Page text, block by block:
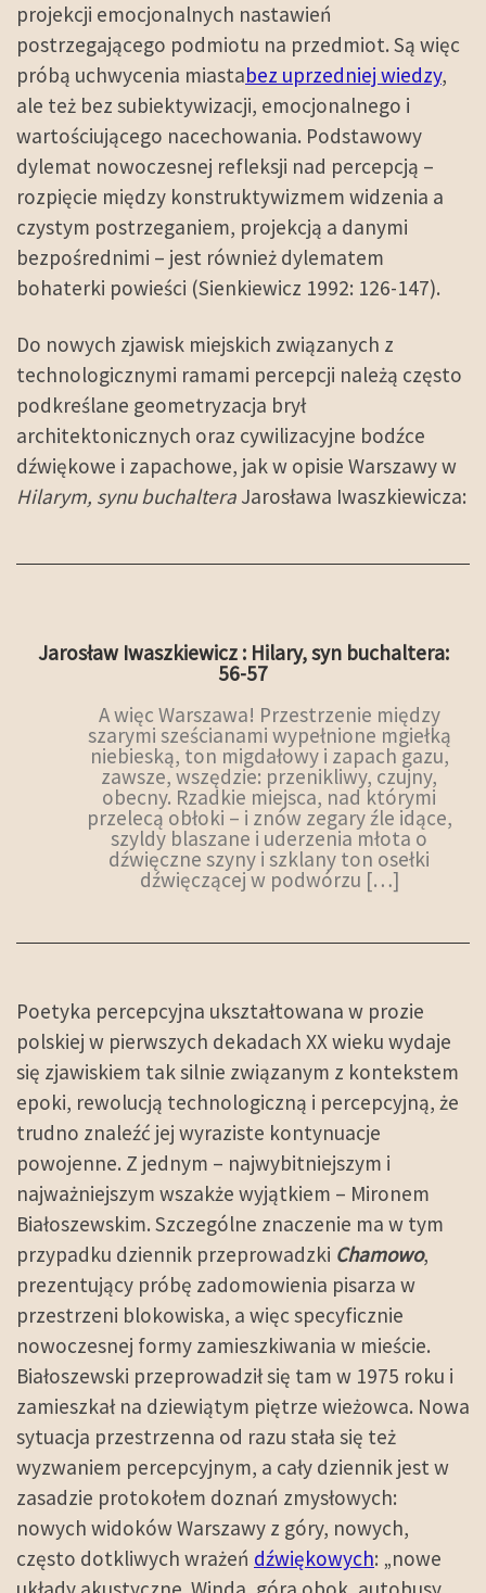
projekcji emocjonalnych nastawień
postrzegającego podmiotu na przedmiot. Są więc
próbą uchwycenia miastabez uprzedniej wiedzy,
ale też bez subiektywizacji, emocjonalnego i
wartościującego nacechowania. Podstawowy
dylemat nowoczesnej refleksji nad percepcją –
rozpięcie między konstruktywizmem widzenia a
czystym postrzeganiem, projekcją a danymi
bezpośrednimi – jest również dylematem
bohaterki powieści (Sienkiewicz 1992: 126-147).
Do nowych zjawisk miejskich związanych z
technologicznymi ramami percepcji należą często
podkreślane geometryzacja brył
architektonicznych oraz cywilizacyjne bodźce
dźwiękowe i zapachowe, jak w opisie Warszawy w
Hilarym, synu buchaltera Jarosława Iwaszkiewicza:
Jarosław Iwaszkiewicz : Hilary, syn buchaltera:
56-57
A więc Warszawa! Przestrzenie między
szarymi sześcianami wypełnione mgiełką
niebieską, ton migdałowy i zapach gazu,
zawsze, wszędzie: przenikliwy, czujny,
obecny. Rzadkie miejsca, nad którymi
przelecą obłoki – i znów zegary źle idące,
szyldy blaszane i uderzenia młota o
dźwięczne szyny i szklany ton osełki
dźwięczącej w podwórzu […]
Poetyka percepcyjna ukształtowana w prozie
polskiej w pierwszych dekadach XX wieku wydaje
się zjawiskiem tak silnie związanym z kontekstem
epoki, rewolucją technologiczną i percepcyjną, że
trudno znaleźć jej wyraziste kontynuacje
powojenne. Z jednym – najwybitniejszym i
najważniejszym wszakże wyjątkiem – Mironem
Białoszewskim. Szczególne znaczenie ma w tym
przypadku dziennik przeprowadzki Chamowo,
prezentujący próbę zadomowienia pisarza w
przestrzeni blokowiska, a więc specyficznie
nowoczesnej formy zamieszkiwania w mieście.
Białoszewski przeprowadził się tam w 1975 roku i
zamieszkał na dziewiątym piętrze wieżowca. Nowa
sytuacja przestrzenna od razu stała się też
wyzwaniem percepcyjnym, a cały dziennik jest w
zasadzie protokołem doznań zmysłowych:
nowych widoków Warszawy z góry, nowych,
często dotkliwych wrażeń dźwiękowych: „nowe